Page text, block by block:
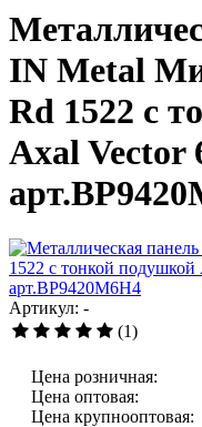
IN Metal
Rd 1522 с
Axal Vector
Артикул: -
(1)
Цена розничная:
Цена оптовая:
Цена крупнооптовая: